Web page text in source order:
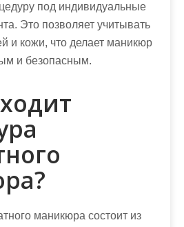
под индивидуальные
Это позволяет учитывать
и кожи, что делает маникюр
и безопасным.
маникюра состоит из